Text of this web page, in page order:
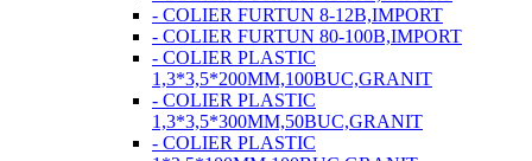
- COLIER FURTUN 8-12B,IMPORT
- COLIER FURTUN 80-100B,IMPORT
- COLIER PLASTIC
1,3*3,5*200MM,100BUC,GRANIT
- COLIER PLASTIC
1,3*3,5*300MM,50BUC,GRANIT
- COLIER PLASTIC